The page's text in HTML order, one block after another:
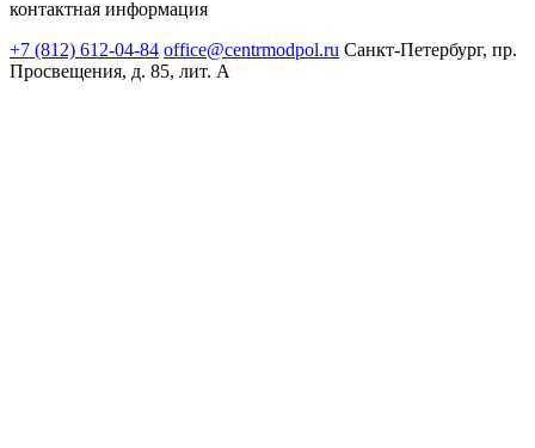
контактная информация
+7 (812) 612-04-84 office@centrmodpol.ru Санкт-Петербург, пр.
Просвещения, д. 85, лит. А